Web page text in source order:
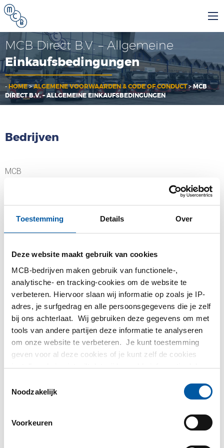
Toestemming Details Over
Deze website maakt gebruik van cookies
MCB-bedrijven maken gebruik van functionele-,
analytische- en tracking-cookies om de website te
verbeteren. Hiervoor slaan wij informatie op zoals je IP-
adres, je surfgedrag en alle persoonsgegevens die je zelf
bij ons achterlaat. Wij gebruiken deze gegevens om met
tools van andere partijen deze informatie te analyseren
om onze website te verbeteren. Je kunt toestemming
geven voor al deze cookies of je kunt zelf de cookies
instellen als je niet wilt dat wij bepaalde informatie delen.
partijen waarmee wij samenwerken vind je in ons
Noodzakelijk
Voorkeuren
MCB Direct B.V. – Allgemeine
Einkaufsbedingungen
- HOME>ALGEMENE VOORWAARDEN & CODE OF CONDUCT>MCB
DIRECT B.V. – ALLGEMEINE EINKAUFSBEDINGUNGEN
Bedrijven
MCB
MetaalService
Testas
TS Métaux